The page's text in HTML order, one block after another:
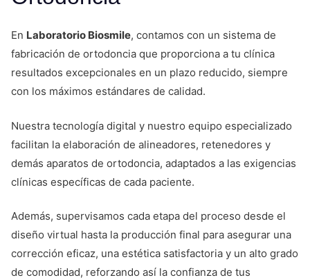
En Laboratorio Biosmile, contamos con un sistema de
fabricación de ortodoncia que proporciona a tu clínica
resultados excepcionales en un plazo reducido, siempre
con los máximos estándares de calidad.
Nuestra tecnología digital y nuestro equipo especializado
facilitan la elaboración de alineadores, retenedores y
demás aparatos de ortodoncia, adaptados a las exigencias
clínicas específicas de cada paciente.
Además, supervisamos cada etapa del proceso desde el
diseño virtual hasta la producción final para asegurar una
corrección eficaz, una estética satisfactoria y un alto grado
de comodidad, reforzando así la confianza de tus